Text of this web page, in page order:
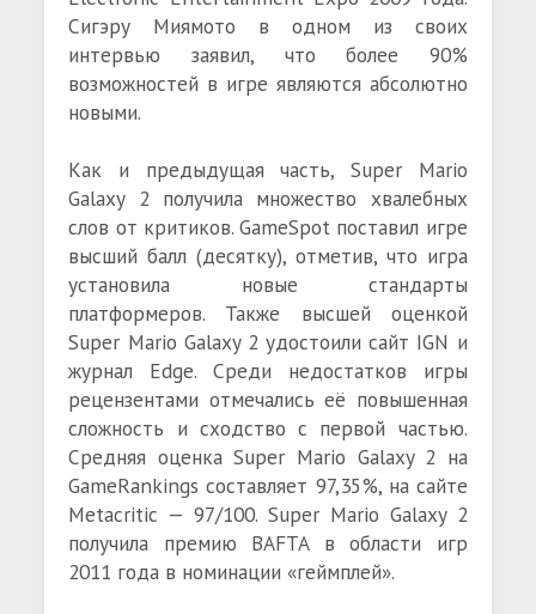
Сигэру Миямото в одном из своих
интервью заявил, что более 90%
возможностей в игре являются абсолютно
новыми.
Как и предыдущая часть, Super Mario
Galaxy 2 получила множество хвалебных
слов от критиков. GameSpot поставил игре
высший балл (десятку), отметив, что игра
установила новые стандарты
платформеров. Также высшей оценкой
Super Mario Galaxy 2 удостоили сайт IGN и
журнал Edge. Среди недостатков игры
рецензентами отмечались её повышенная
сложность и сходство с первой частью.
Средняя оценка Super Mario Galaxy 2 на
GameRankings составляет 97,35%, на сайте
Metacritic — 97/100. Super Mario Galaxy 2
получила премию BAFTA в области игр
2011 года в номинации «геймплей».